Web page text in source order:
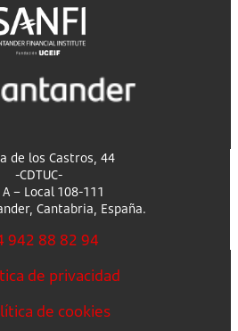
de los Castros, 44
-CDTUC-
A – Local 108-111
Cantabria, España.
942 88 82 94
de privacidad
de cookies